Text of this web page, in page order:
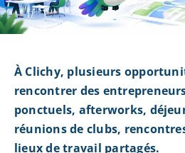
À Clichy, plusieurs
rencontrer des
ponctuels, afterworks,
réunions de clubs,
lieux de travail partagés.